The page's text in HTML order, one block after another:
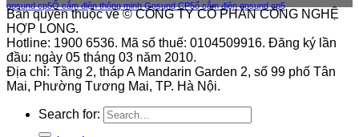
gosund cp5Ổ cắm điện thông minh Gosund CP5ổ cắm điện gosund cp5
Bản quyền thuộc về © CÔNG TY CỔ PHẦN CÔNG NGHỆ
HỢP LONG.
Hotline: 1900 6536. Mã số thuế: 0104509916. Đăng ký lần
đầu: ngày 05 tháng 03 năm 2010.
Địa chỉ: Tầng 2, tháp A Mandarin Garden 2, số 99 phố Tân
Mai, Phường Tương Mai, TP. Hà Nội.
Search for: